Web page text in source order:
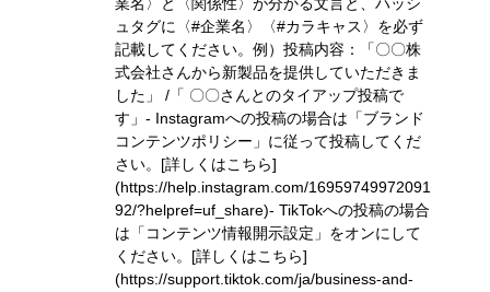
ュタグに〈#企業名〉〈#カラキャス〉を必ず
記載してください。 例）投稿内容：「〇〇株
式会社さんから新製品を提供していただきま
した」 /「 〇〇さんとのタイアップ投稿で
す」 - Instagramへの投稿の場合は「ブランド
コンテンツポリシー」に従って投稿してくだ
さい。 [詳しくはこちら]
(https://help.instagram.com/16959749972091
92/?helpref=uf_share)- TikTokへの投稿の場合
は「コンテンツ情報開示設定」をオンにして
ください。 [詳しくはこちら]
(https://support.tiktok.com/ja/business-and-